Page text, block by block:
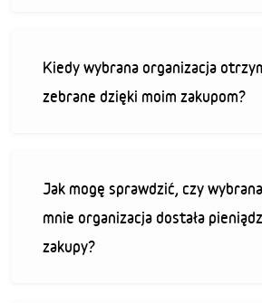
Kiedy wybrana organizacja
zebrane dzięki moim zakupom?
Jak mogę sprawdzić, czy
mnie organizacja dostała
zakupy?